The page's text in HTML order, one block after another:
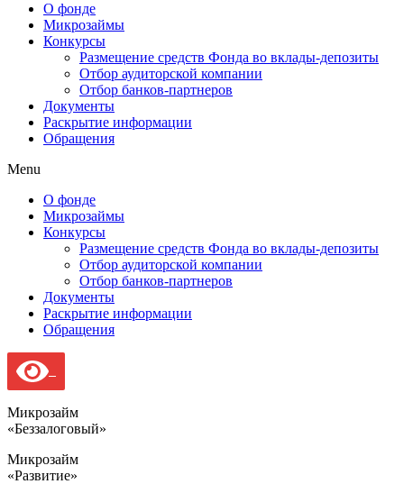
О фонде
Микрозаймы
Конкурсы
Размещение средств Фонда во вклады-депозиты
Отбор аудиторской компании
Отбор банков-партнеров
Документы
Раскрытие информации
Обращения
Menu
О фонде
Микрозаймы
Конкурсы
Размещение средств Фонда во вклады-депозиты
Отбор аудиторской компании
Отбор банков-партнеров
Документы
Раскрытие информации
Обращения
Микрозайм
«Беззалоговый»
Микрозайм
«Развитие»